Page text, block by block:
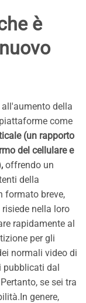
è
della
come
(un rapporto
del cellulare e
offrendo un
della
formato breve,
nella loro
rapidamente al
per gli
normali video di
pubblicati dal
se sei tra
genere,